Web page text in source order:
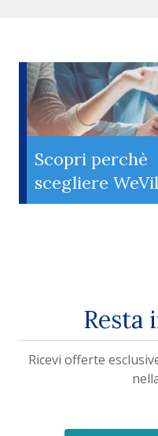
Scopri perchè
scegliere
Resta
Ricevi offerte